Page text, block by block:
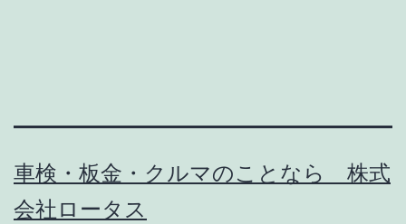
ョ
ン
車検・板金・クルマのことなら 株式
会社ロータス